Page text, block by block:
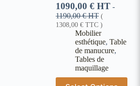
1090,00 € HT -
1190,00€HT (
1308,00 € TTC )
Mobilier
esthétique, Table
de manucure,
Tables de
maquillage